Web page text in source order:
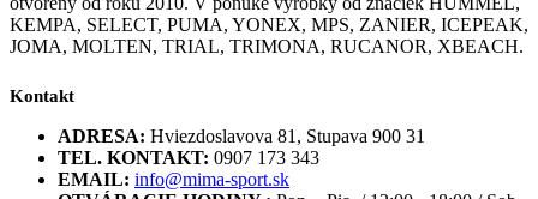
KEMPA, SELECT, PUMA, YONEX, MPS, ZANIER, ICEPEAK,
JOMA, MOLTEN, TRIAL, TRIMONA, RUCANOR, XBEACH.
Kontakt
ADRESA: Hviezdoslavova 81, Stupava 900 31
TEL. KONTAKT: 0907 173 343
EMAIL: info@mima-sport.sk